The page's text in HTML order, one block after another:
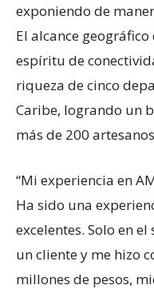
exponiendo de
El alcance
espíritu de
riqueza de cinco
Caribe, logrando un
más de 200
“Mi experiencia en
Ha sido una
excelentes. Solo en
un cliente y me hizo
millones de pesos,